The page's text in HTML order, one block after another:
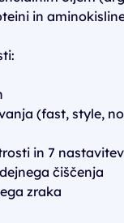
in
(fast, style,
in 7
čiščenja
zraka